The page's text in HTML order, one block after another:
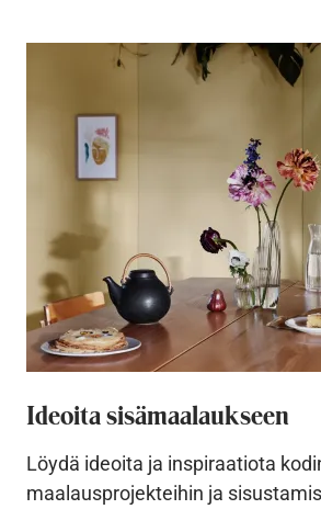
Ideoita sisämaalaukseen
Löydä ideoita ja inspiraatiota
maalausprojekteihin ja